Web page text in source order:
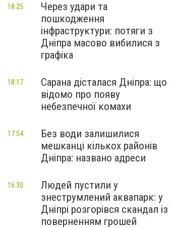
Через удари та
пошкодження
інфраструктури: потяги з
Дніпра масово вибилися з
графіка
18:25
Сарана дісталася Дніпра: що
відомо про появу
небезпечної комахи
18:17
Без води залишилися
мешканці кількох районів
Дніпра: названо адреси
17:54
Людей пустили у
знеструмлений аквапарк: у
Дніпрі розгорівся скандал із
поверненням грошей
16:30